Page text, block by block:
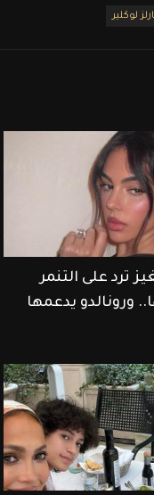
لوكلير
ترد على التنمر
يدعمها